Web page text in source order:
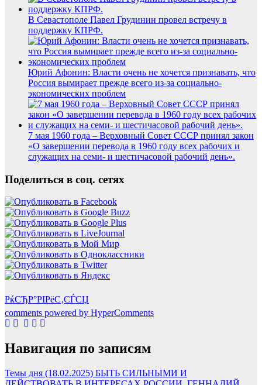
В Севастополе Павел Грудинин провел встречу в
поддержку КПРФ.
Юрий Афонин: Власти очень не хочется признавать, что
Россия вымирает прежде всего из-за социально-
экономических проблем
7 мая 1960 года – Верховный Совет СССР принял закон
«О завершении перевода в 1960 году всех рабочих и
служащих на семи- и шестичасовой рабочий день».
Поделиться в соц. сетях
РќСЂР°РІРёС‚СЃСЏ
comments powered by HyperComments
Навигация по записям
Темы дня (18.02.2025) БЫТЬ СИЛЬНЫМИ И